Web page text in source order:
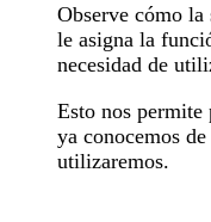
Observe cómo la
le asigna la
necesidad de
Esto nos permite
ya conocemos
utilizaremos.